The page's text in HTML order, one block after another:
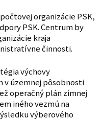
organizácie PSK,
PSK. Centrum by
kraja
činnosti.
výchovy
v územnej pôsobnosti
operačný plán zimnej
iného vezmú na
výberového